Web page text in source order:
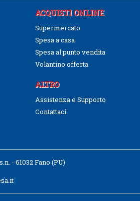
ACQUISTI ONLINE
Supermercato
Spesa a casa
Spesa al punto vendita
Volantino offerta
ALTRO
Assistenza e Supporto
Contattaci
- 61032 Fano (PU)